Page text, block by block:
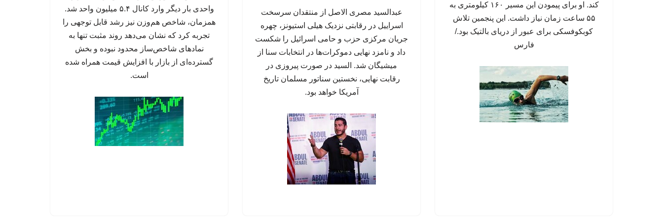
کند. او برای پیمودن این مسیر ۱۶۰ کیلومتری به
۵۵ ساعت زمان نیاز داشت. این پنجمین تلاش
کوبکوفسکی برای عبور از دریای بالتیک بود./
فارس
عبدالسید مصری الاصل از منتقدان سرسخت
اسراییل در رقابتی نزدیک هیلی استیونز، چهره
جریان مرکزی حزب و حامی اسرائیل را شکست
داد و نامزد نهایی دموکرات‌ها در انتخابات سنا از
میشیگان شد. السید در صورت پیروزی در
رقابت نهایی، نخستین سناتور مسلمان تاریخ
آمریکا خواهد بود.
واحدی بار دیگر وارد کانال ۵.۴ میلیون واحد شد.
همزمان، شاخص هم‌وزن نیز رشد قابل توجهی را
تجربه کرد که نشان می‌دهد روند مثبت تنها به
نمادهای شاخص‌ساز محدود نبوده و بخش
گسترده‌ای از بازار با افزایش قیمت همراه شده
است.